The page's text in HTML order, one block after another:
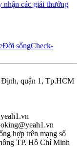
nhận các giải thưởng
Đời sốngCheck-
quận 1, Tp.HCM
hợp trên mạng số
TP. Hồ Chí Minh